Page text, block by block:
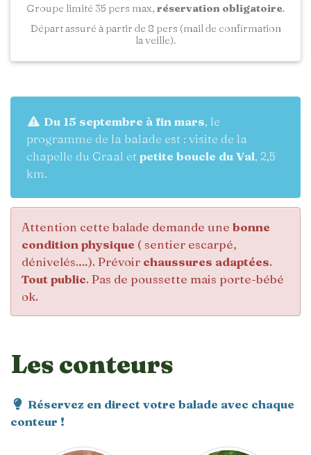
Groupe limité 35 pers max, réservation obligatoire.
Départ assuré à partir de 8 pers (mail de confirmation
la veille).
Du 15 septembre à fin mars, le
programme de la balade est : visite de la
chapelle du Graal et petite boucle du Val, 2,5
km.
Attention cette balade demande une bonne
condition physique ( sentier escarpé,
dénivelés.…). Prévoir chaussures adaptées.
Tout public. Pas de poussette mais porte-bébé
ok.
Les conteurs
Réservez en direct votre balade avec chaque
conteur !